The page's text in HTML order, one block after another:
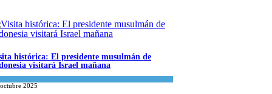
histórica: El presidente musulmán de
visitará Israel mañana
2025